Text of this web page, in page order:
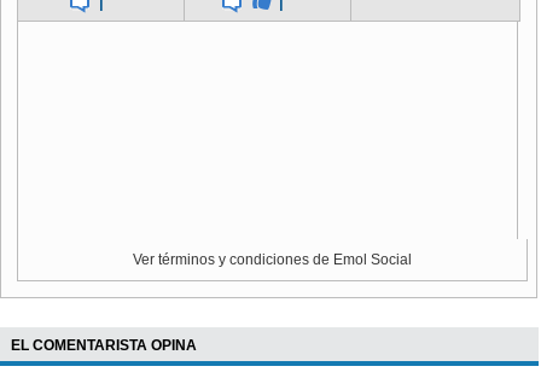
podría seguir en Inter de Milán por otra temporada.
Ver términos y condiciones de Emol Social
EL COMENTARISTA OPINA